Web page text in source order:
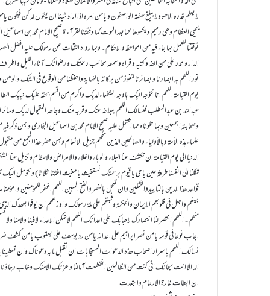
لایعلم قدرہ الاھو ولایبلغ صفتہ الواصفون و یامن امرہ اذا اراد شیئا ان یقول لہ کن
یحیی العظام وھی رمیم ویکسوھا لحمابعد الموت کما وفقتنا لقرآء ۃ صحیح الامام محمد بن
توفقنا للعمل بما جاء فیہ من المواعظ والاحکام۔ وبما رواہ الثقات عن رسولک علیہ افضل
الدار و تدر علی من الفہ و کتبہ و قراہ وسمعہ سحائب رحمتک و رضوانک آناء اللیل و اطراف
نور اللھم بہ ابصارنا و بصائرنا لنفوز من برکاتہ بالنھایۃ واحفظنا من الوقوع فی الشک
یوم القیامۃ اللھم انا نتوجہ الیک باوجہ الشفعاء لدیک واکرم من اقسم بحقہ علیک نبیک
عبداللہ بن عبدالمطلب فنسالک اللھم ببلاغہ عنک وقربہ منک وجاھہ المقبول لدیک
وصحابتہ اجمعین وبما تلوناہ مما اشتمل علیہ صحیح الامام محمد بن اسماعیل البخاری و بمن
علماء ہذہ الأمۃ وبالأولیاء والصالحین الذین منحھم جزیل الانعام وبمن حضر ھذا المجمع من
الدنیا الی یوم القیامۃ ان تکشف عنا البلاء والوباء واغلاء والامراض ولاسقام و تزیل عنا
تکلنا الی انفسنا طرفۃ عین یاحی یا قیوم برحمتک نستغیث یا مغیث اغثنا ثلاثا) ونتوسل
قواعد ھذا الدین بالتا ییدوالتمکین وان تعجل بالنصر والفتح المبین اللھم اغفر للمؤمنین
بینھم واجعل فی قلوبھم الایمان والحکمۃ وثبتھم علی ملۃ رسولک و اوزعھم ان یوفوا بعھدک
منھم۔ اللھم انتصر لنا انتصارک لاحبابک علی اعدائک اللھم لاتمکن الاعداء لافینا ولامنا
اجاب نوحا فی قومہ یامن نصر ابراہیم علی اعدائہ یامن رد یوسف علی یعقوب یامن کشف
نسالک اللھم باسرار اصحاب ھذہ الدعوات المستجابات ان تقبل مابہ دعوناک وان تعطینا
الہ الا انت سبحانک انی کنت من الظالمین انقطعت آمالنا و عزتک الامنک وخاب رجاؤنا
ان ابطات غارۃ الارحام وابتعدت